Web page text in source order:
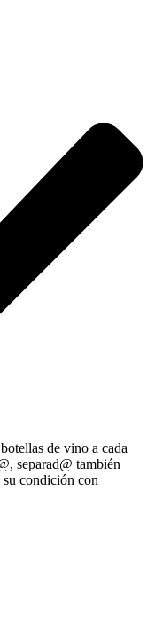
de vino a cada
separad@ también
condición con